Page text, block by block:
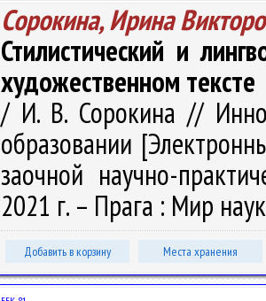
Сорокина, Ирина
Стилистический и
художественном тексте
/ И. В. Сорокина //
образовании
заочной научно-
2021 г. – Прага : Мир
Добавить в корзину Места хранения